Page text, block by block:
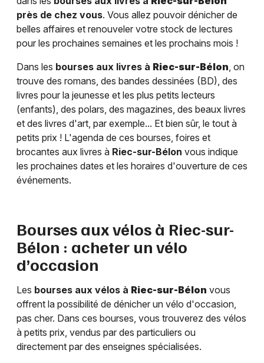
près de chez vous. Vous allez pouvoir dénicher de
belles affaires et renouveler votre stock de lectures
pour les prochaines semaines et les prochains mois !
Dans les bourses aux livres à Riec-sur-Bélon, on
trouve des romans, des bandes dessinées (BD), des
livres pour la jeunesse et les plus petits lecteurs
(enfants), des polars, des magazines, des beaux livres
et des livres d'art, par exemple... Et bien sûr, le tout à
petits prix ! L'agenda de ces bourses, foires et
brocantes aux livres à Riec-sur-Bélon vous indique
les prochaines dates et les horaires d'ouverture de ces
événements.
Bourses aux vélos à Riec-sur-
Bélon : acheter un vélo
d’occasion
Les bourses aux vélos à Riec-sur-Bélon vous
offrent la possibilité de dénicher un vélo d'occasion,
pas cher. Dans ces bourses, vous trouverez des vélos
à petits prix, vendus par des particuliers ou
directement par des enseignes spécialisées.